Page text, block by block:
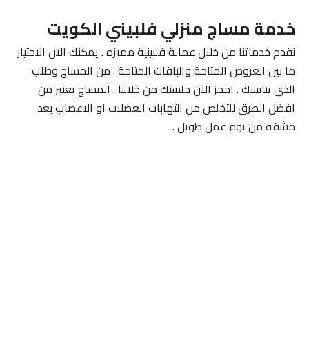
خدمة مساج منزلي فلبيني الكويت
نقدم خدماتنا من خلال عمالة فلبينية مميزه . يمكنك الان الاختيار
ما بين العروض المتاحة والباقات المتاحة . من المساج وطلب
الذى يناسبك . احجز الان جلستك من خلالنا . المساج يعتبر من
افضل الطرق للتخلص من التهابات العضلات او الاعصاب بعد
مشقه من يوم عمل طويل .